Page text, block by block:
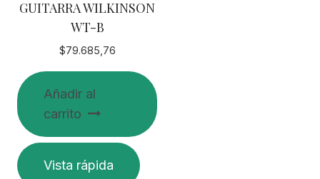
GUITARRA WILKINSON
WT-B
$79.685,76
Añadir al
carrito
Vista rápida